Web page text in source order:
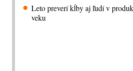
Leto preverí kĺby aj ľudí v
veku